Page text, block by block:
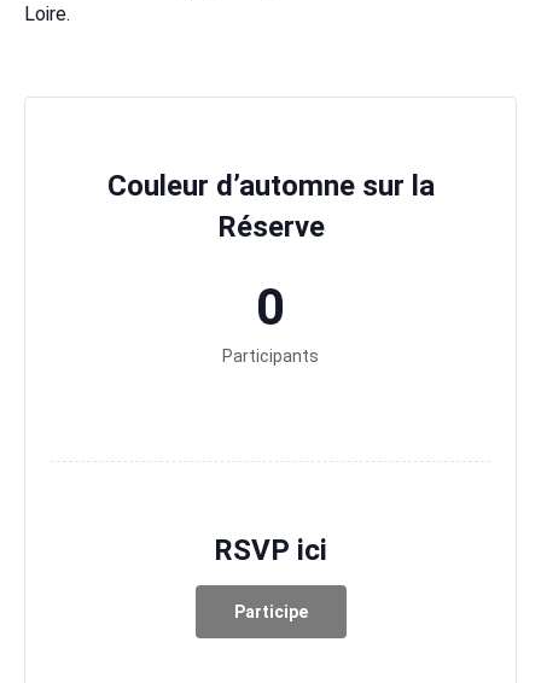
Loire.
Couleur d’automne sur la
Réserve
0
Participants
RSVP ici
Participe